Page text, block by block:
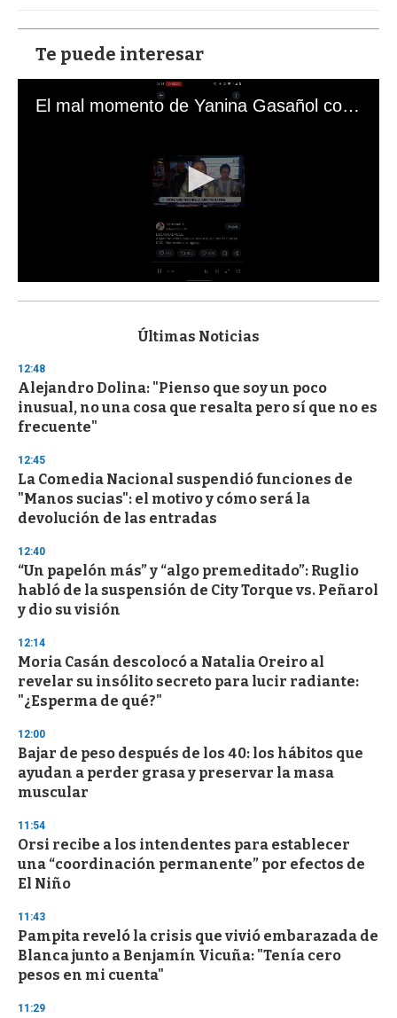
Te puede interesar
El mal momento de Yanina Gasañol con un hincha argentino en "Subrayado"
s
d
s
o
f
3
s
e
c
o
n
Últimas Noticias
12:48
Alejandro Dolina: "Pienso que soy un poco
inusual, no una cosa que resalta pero sí que no es
frecuente"
12:45
La Comedia Nacional suspendió funciones de
"Manos sucias": el motivo y cómo será la
devolución de las entradas
12:40
“Un papelón más” y “algo premeditado”: Ruglio
habló de la suspensión de City Torque vs. Peñarol
y dio su visión
12:14
Moria Casán descolocó a Natalia Oreiro al
revelar su insólito secreto para lucir radiante:
"¿Esperma de qué?"
12:00
Bajar de peso después de los 40: los hábitos que
ayudan a perder grasa y preservar la masa
muscular
11:54
Orsi recibe a los intendentes para establecer
una “coordinación permanente” por efectos de
El Niño
11:43
Pampita reveló la crisis que vivió embarazada de
Blanca junto a Benjamín Vicuña: "Tenía cero
pesos en mi cuenta"
11:29